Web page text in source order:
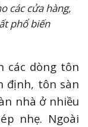
các cửa hàng,
phổ biến
các dòng tôn
định, tôn sàn
nhà ở nhiều
nhẹ. Ngoài